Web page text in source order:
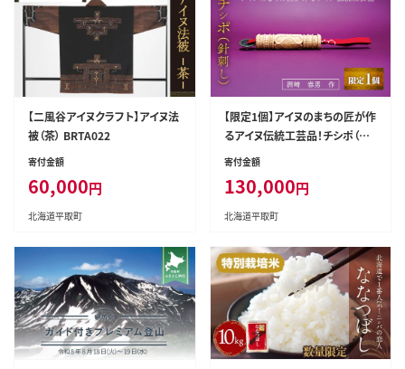
【二風谷アイヌクラフト】アイヌ法
被（茶） BRTA022
寄付金額
60,000円
北海道平取町
【限定1個】アイヌのまちの匠が作
るアイヌ伝統工芸品！チシポ（針
刺し） BRTA012
寄付金額
130,000円
北海道平取町